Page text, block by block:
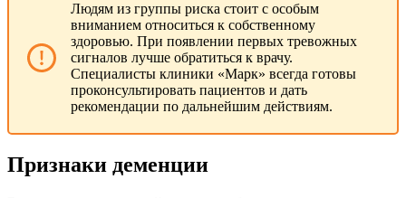
Людям из группы риска стоит с особым
вниманием относиться к собственному
здоровью. При появлении первых тревожных
сигналов лучше обратиться к врачу.
Специалисты клиники «Марк» всегда готовы
проконсультировать пациентов и дать
рекомендации по дальнейшим действиям.
Признаки деменции